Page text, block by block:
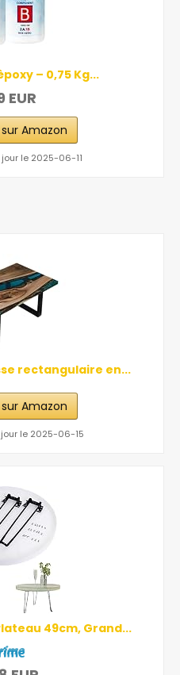
– 0,75 Kg...
EUR
Amazon
le 2025-06-11
rectangulaire en...
Amazon
le 2025-06-15
49cm, Grand...